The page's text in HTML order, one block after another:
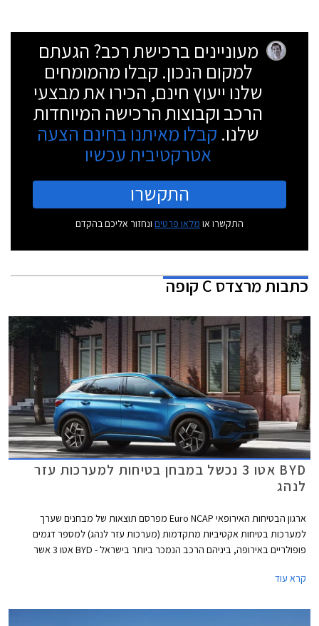
מעוניינים ברכישת רכב? הגעתם
למקום הנכון. קבלו מהמומחים
שלנו ייעוץ חינם, הכירו את מבצעי
הרכב וקבוצות הרכישה המיוחדות
שלנו. קבלו מאיתנו בחינם הצעה
אטרקטיבית עכשיו
התקשרו
התקשרו או מלאו פרטים ונחזור אליכם בהקדם
כתבותמרצדס C קופה
BYD אטו 3 נכשל במבחן בטיחות למערכות עזר
לנהג
ארגון הבטיחות האירופאי Euro NCAP מפרסם תוצאות של מבחנים שערך
למערכות בטיחות אקטיביות מתקדמות (מערכות עזר לנהג) למספר דגמים
פופולריים באירופה, ביניהם הרכב הנמכר ביותר בישראל - BYD אטו 3 אשר
קרא עוד